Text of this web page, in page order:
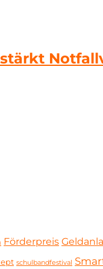
Förderpreis
schulbandfestival